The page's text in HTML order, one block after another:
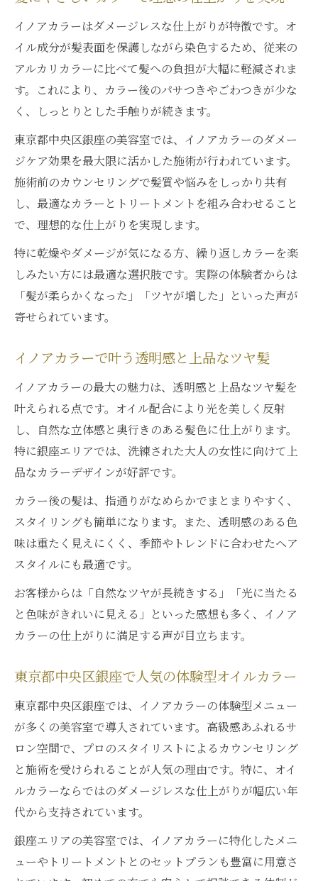
イノアカラーはダメージレスな仕上がりが特徴です。オ
イル成分が髪表面を保護しながら染色するため、従来の
アルカリカラーに比べて髪への負担が大幅に軽減されま
す。これにより、カラー後のパサつきやごわつきが少な
く、しっとりとした手触りが続きます。
東京都中央区銀座の美容室では、イノアカラーのダメー
ジケア効果を最大限に活かした施術が行われています。
施術前のカウンセリングで髪質や悩みをしっかり共有
し、最適なカラーとトリートメントを組み合わせること
で、理想的な仕上がりを実現します。
特に乾燥やダメージが気になる方、繰り返しカラーを楽
しみたい方には最適な選択肢です。実際の体験者からは
「髪が柔らかくなった」「ツヤが増した」といった声が
寄せられています。
イノアカラーで叶う透明感と上品なツヤ髪
イノアカラーの最大の魅力は、透明感と上品なツヤ髪を
叶えられる点です。オイル配合により光を美しく反射
し、自然な立体感と奥行きのある髪色に仕上がります。
特に銀座エリアでは、洗練された大人の女性に向けて上
品なカラーデザインが好評です。
カラー後の髪は、指通りがなめらかでまとまりやすく、
スタイリングも簡単になります。また、透明感のある色
味は重たく見えにくく、季節やトレンドに合わせたヘア
スタイルにも最適です。
お客様からは「自然なツヤが長続きする」「光に当たる
と色味がきれいに見える」といった感想も多く、イノア
カラーの仕上がりに満足する声が目立ちます。
東京都中央区銀座で人気の体験型オイルカラー
東京都中央区銀座では、イノアカラーの体験型メニュー
が多くの美容室で導入されています。高級感あふれるサ
ロン空間で、プロのスタイリストによるカウンセリング
と施術を受けられることが人気の理由です。特に、オイ
ルカラーならではのダメージレスな仕上がりが幅広い年
代から支持されています。
銀座エリアの美容室では、イノアカラーに特化したメニ
ューやトリートメントとのセットプランも豊富に用意さ